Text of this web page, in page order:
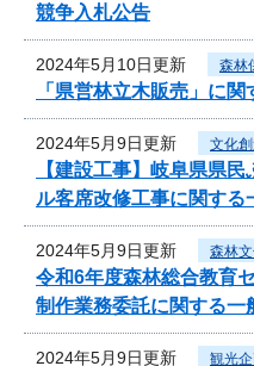
競争入札公告
2024年5月10日更新 森林
「県営林立木販売」に
2024年5月9日更新 文化
【建設工事】岐阜県県
ル客席改修工事に関する
2024年5月9日更新 森林
令和6年度森林総合教育
制作業務委託に関する一
2024年5月9日更新 観光